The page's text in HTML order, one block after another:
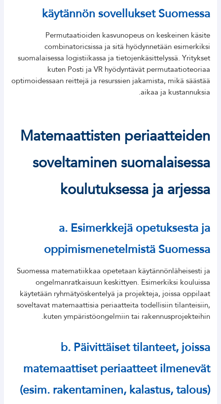
käytännön sovellukset Suomessa
Permutaatioiden kasvunopeus on keskeinen käsite
combinatoricsissa ja sitä hyödynnetään esimerkiksi
suomalaisessa logistiikassa ja tietojenkäsittelyssä. Yritykset
kuten Posti ja VR hyödyntävät permutaatioteoriaa
optimoidessaan reittejä ja resurssien jakamista, mikä säästää
aikaa ja kustannuksia.
Matemaattisten periaatteiden
soveltaminen suomalaisessa
koulutuksessa ja arjessa
a. Esimerkkejä opetuksesta ja
oppimismenetelmistä Suomessa
Suomessa matematiikkaa opetetaan käytännönläheisesti ja
ongelmanratkaisuun keskittyen. Esimerkiksi kouluissa
käytetään ryhmätyöskentelyä ja projekteja, joissa oppilaat
soveltavat matemaattisia periaatteita todellisiin tilanteisiin,
kuten ympäristöongelmiin tai rakennusprojekteihin.
b. Päivittäiset tilanteet, joissa
matemaattiset periaatteet ilmenevät
(esim. rakentaminen, kalastus, talous)